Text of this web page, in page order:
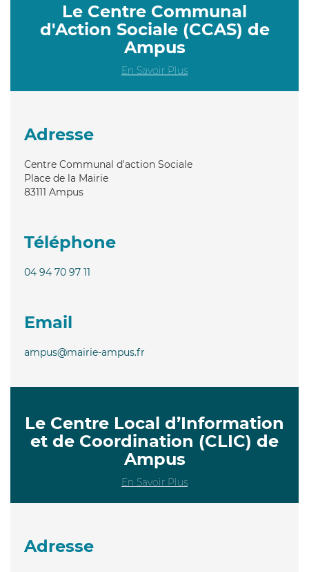
Le Centre Communal
d'Action Sociale (CCAS) de
Ampus
En Savoir Plus
Adresse
Centre Communal d'action Sociale
Place de la Mairie
83111 Ampus
Téléphone
04 94 70 97 11
Email
ampus@mairie-ampus.fr
Le Centre Local d’Information
et de Coordination (CLIC) de
Ampus
En Savoir Plus
Adresse